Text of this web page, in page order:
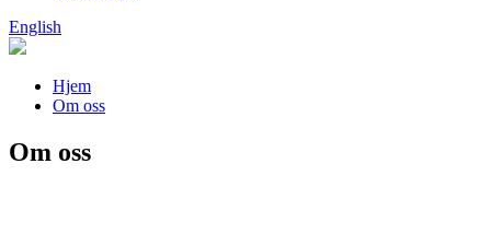
English
Hjem
Om oss
Om oss